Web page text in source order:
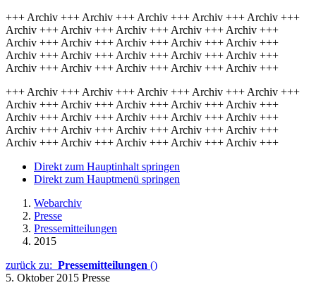
+++ Archiv +++ Archiv +++ Archiv +++ Archiv +++ Archiv +++
Archiv +++ Archiv +++ Archiv +++ Archiv +++ Archiv +++
Archiv +++ Archiv +++ Archiv +++ Archiv +++ Archiv +++
Archiv +++ Archiv +++ Archiv +++ Archiv +++ Archiv +++
Archiv +++ Archiv +++ Archiv +++ Archiv +++ Archiv +++
+++ Archiv +++ Archiv +++ Archiv +++ Archiv +++ Archiv +++
Archiv +++ Archiv +++ Archiv +++ Archiv +++ Archiv +++
Archiv +++ Archiv +++ Archiv +++ Archiv +++ Archiv +++
Archiv +++ Archiv +++ Archiv +++ Archiv +++ Archiv +++
Archiv +++ Archiv +++ Archiv +++ Archiv +++ Archiv +++
Direkt zum Hauptinhalt springen
Direkt zum Hauptmenü springen
Webarchiv
Presse
Pressemitteilungen
2015
zurück zu: Pressemitteilungen ()
5. Oktober 2015 Presse